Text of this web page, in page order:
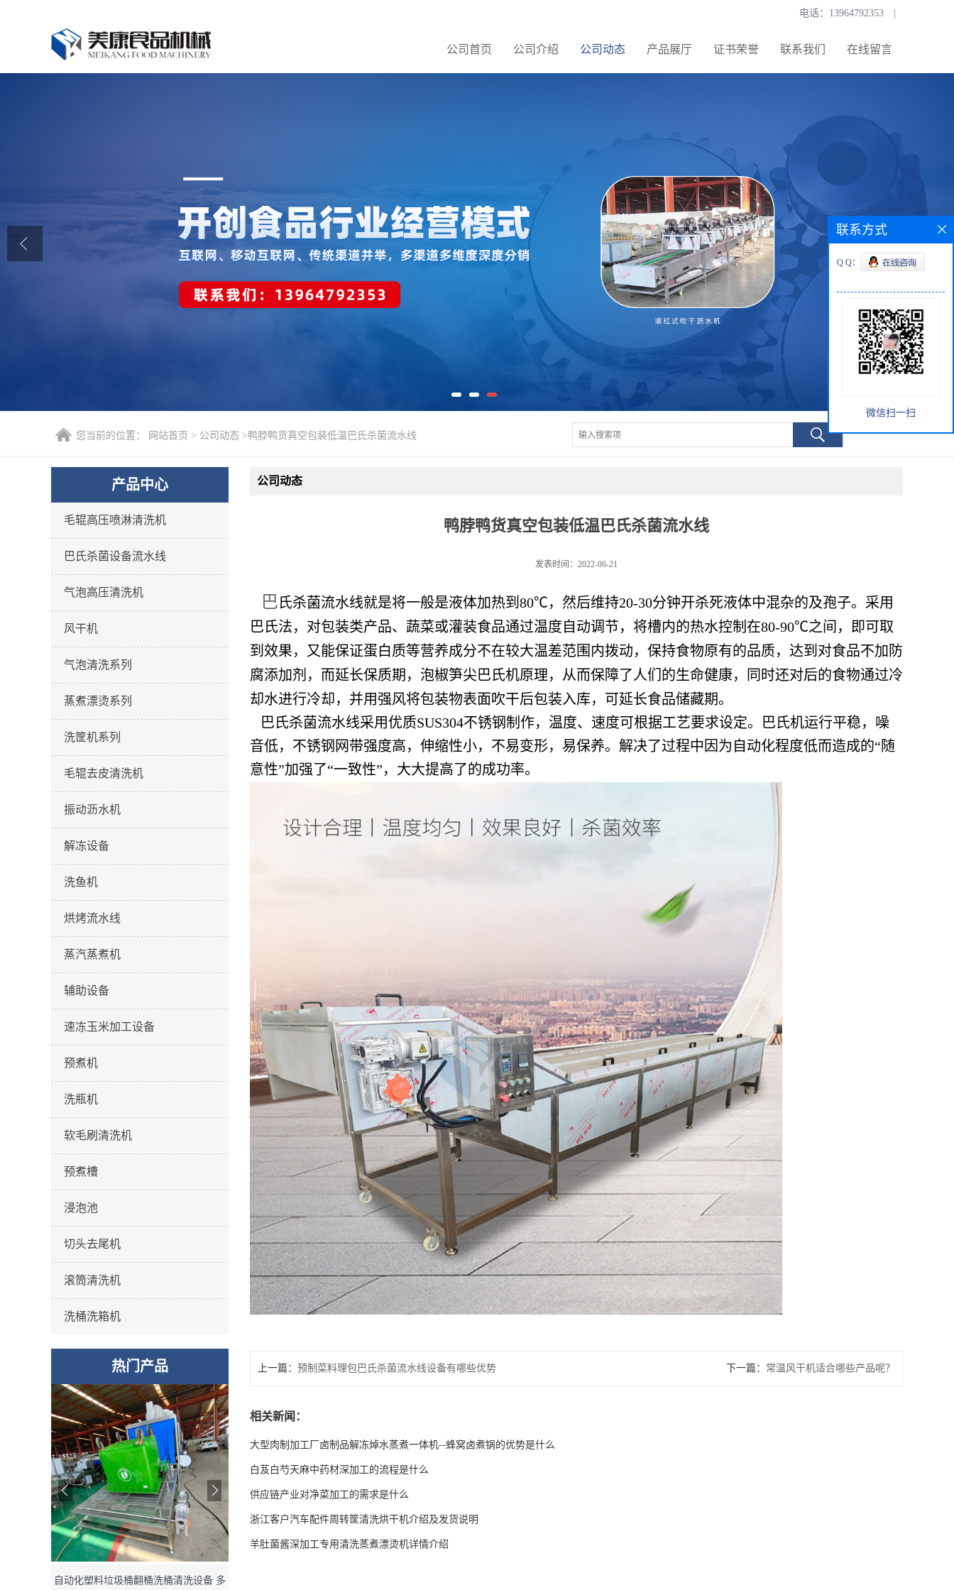
电话： 13964792353
公司首页 公司介绍 公司动态 产品展厅 证书荣誉 联系我们 在线留言
公司首页
在线留言
您当前的位置： 网站首页 > 公司动态 >鸭脖鸭货真空包装低温巴氏杀菌流水线
产品中心
毛辊高压喷淋清洗机
巴氏杀菌设备流水线
气泡高压清洗机
风干机
气泡清洗系列
蒸煮漂烫系列
洗筐机系列
毛辊去皮清洗机
振动沥水机
解冻设备
洗鱼机
烘烤流水线
蒸汽蒸煮机
辅助设备
速冻玉米加工设备
预煮机
洗瓶机
软毛刷清洗机
预煮槽
浸泡池
切头去尾机
滚筒清洗机
洗桶洗箱机
热门产品
自动化连续不锈钢方形蜂窝卤煮锅 三联
公司动态
鸭脖鸭货真空包装低温巴氏杀菌流水线
发表时间：2022-06-21
巴 氏杀菌流水线就是将一般是液体加热到80℃，然后维持20-30分钟开杀死液体中混杂的及孢子。采用
巴氏法，对包装类产品、蔬菜或灌装食品通过温度自动调节，将槽内的热水控制在80-90℃之间，即可取
到效果，又能保证蛋白质等营养成分不在较大温差范围内拨动，保持食物原有的品质，达到对食品不加防
腐添加剂，而延长保质期，泡椒笋尖巴氏机原理，从而保障了人们的生命健康，同时还对后的食物通过冷
却水进行冷却，并用强风将包装物表面吹干后包装入库，可延长食品储藏期。
巴氏杀菌流水线采用优质SUS304不锈钢制作，温度、速度可根据工艺要求设定。巴氏机运行平稳，噪
音低，不锈钢网带强度高，伸缩性小，不易变形，易保养。解决了过程中因为自动化程度低而造成的“随
意性”加强了“一致性”，大大提高了的成功率。
上一篇： 预制菜料理包巴氏杀菌流水线设备有哪些优势 下一篇： 常温风干机适合哪些产品呢？
相关新闻：
大型肉制加工厂卤制品解冻焯水蒸煮一体机--蜂窝卤煮锅的优势是什么
白芨白芍天麻中药材深加工的流程是什么
供应链产业对净菜加工的需求是什么
浙江客户汽车配件周转筐清洗烘干机介绍及发货说明
羊肚菌酱深加工专用清洗蒸煮漂烫机详情介绍
联系方式
Q Q：
微信扫一扫